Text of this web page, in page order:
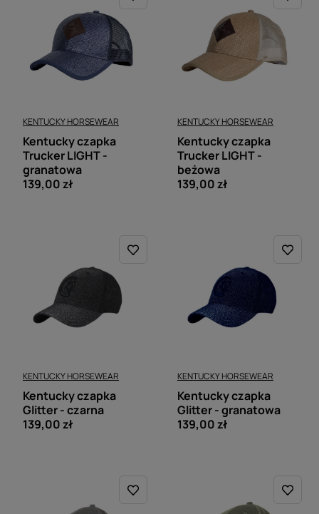
KENTUCKY HORSEWEAR
Kentucky czapka
Trucker LIGHT -
granatowa
139,00 zł
KENTUCKY HORSEWEAR
Kentucky czapka
Trucker LIGHT -
beżowa
139,00 zł
KENTUCKY HORSEWEAR
Kentucky czapka
Glitter - czarna
139,00 zł
KENTUCKY HORSEWEAR
Kentucky czapka
Glitter - granatowa
139,00 zł